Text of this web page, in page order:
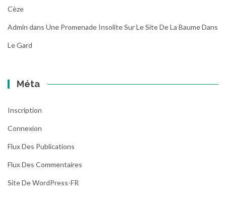
Cèze
Admin dans Une Promenade Insolite Sur Le Site De La Baume Dans
Le Gard
Méta
Inscription
Connexion
Flux Des Publications
Flux Des Commentaires
Site De WordPress-FR